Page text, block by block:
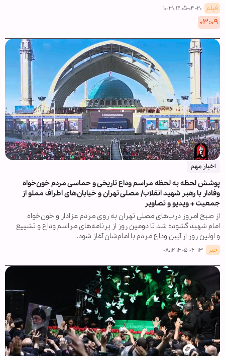
فیلم ۱۴۰۵-۰۴-۲۰ ۱۰:۳۰
۰۳:۰۹
اخبار مهم
پوشش لحظه به لحظه مراسم وداع تاریخی و حماسی مردم خون‌خواه
وفادار با رهبر شهید انقلاب/ مصلی تهران و خیابان‌های اطراف مملو از
جمعیت + ویدیو و تصاویر
از صبح امروز درب‌های مصلی تهران به روی مردم عزادار و خون‌خواه
امام شهید گشوده شد تا دومین روز از برنامه‌های مراسم وداع و تشییع
و اولین روز از آیین وداع مردم با امام‌شان آغاز شود.
خبر ۱۴۰۵-۰۴-۱۳ ۰۸:۱۲